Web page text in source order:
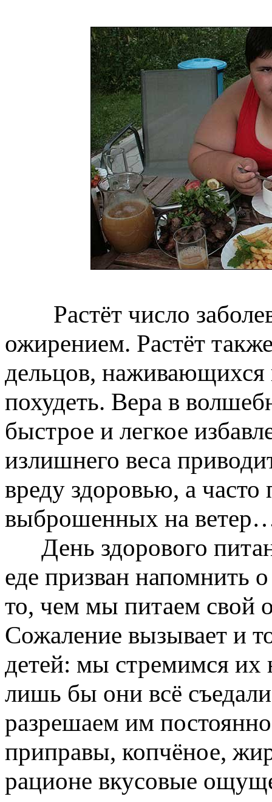
Растёт число
ожирением. Растёт
дельцов, наживающихся
похудеть. Вера в
быстрое и легкое
излишнего веса
вреду здоровью, а часто
выброшенных на
День здорового
еде призван напомнить
то, чем мы питаем свой
Сожаление вызывает и
детей: мы стремимся их
лишь бы они всё
разрешаем им
приправы, копчёное,
рационе вкусовые